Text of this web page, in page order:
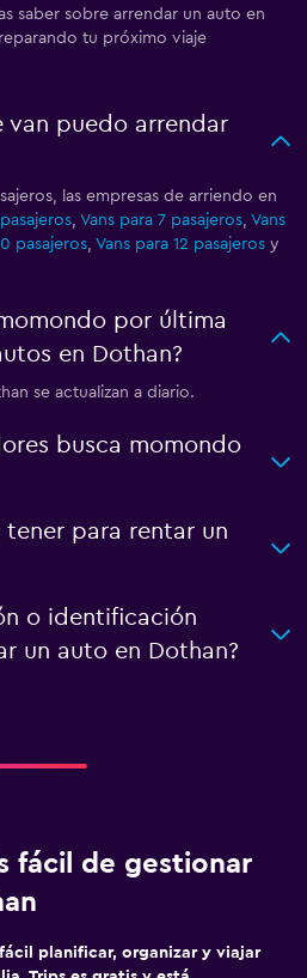
saber sobre arrendar un auto en
tu próximo viaje
van puedo arrendar
las empresas de arriendo en
, Vans para 7 pasajeros, Vans
pasajeros, Vans para 12 pasajeros y
por última
en Dothan?
se actualizan a diario.
busca momondo
para rentar un
o identificación
un auto en Dothan?
fácil de gestionar
fácil planificar, organizar y viajar